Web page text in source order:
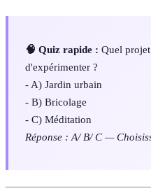
🧠 Quiz rapide : Quel
d'expérimenter ?
- A) Jardin urbain
- B) Bricolage
- C) Méditation
Réponse : A/ B/ C —